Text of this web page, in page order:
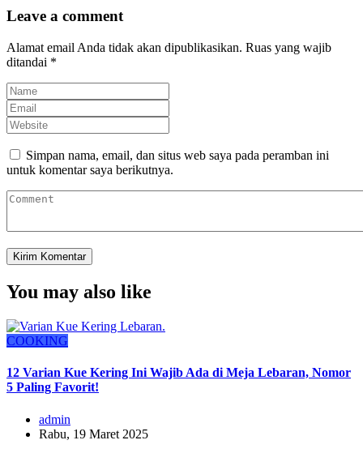
Leave a comment
Alamat email Anda tidak akan dipublikasikan. Ruas yang wajib
ditandai *
Simpan nama, email, dan situs web saya pada peramban ini
untuk komentar saya berikutnya.
You may also like
COOKING
12 Varian Kue Kering Ini Wajib Ada di Meja Lebaran, Nomor
5 Paling Favorit!
admin
Rabu, 19 Maret 2025